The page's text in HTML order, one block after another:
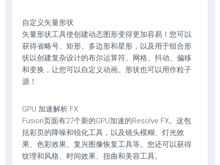
自定义矢量形状
矢量形状工具使创建动态图形变得更加容易！您可以
获得省略号、矩形、多边形和星形，以及用于组合形
状以创建复杂设计的布尔运算符。网格、抖动、偏移
和变换，让您可以自定义动画。形状也可以用作粒子
源！
GPU 加速解析 FX
Fusion页面有27个新的GPU加速的Resolve FX。这包
括彩页的降噪和锐化工具，以及镜头模糊、灯光效
果、色彩效果、复兴图像恢复工具等。您还可以获得
纹理和风格、时间效果、扭曲和美容工具。